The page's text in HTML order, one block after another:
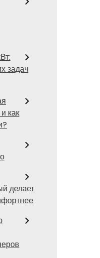
задач
как
делает